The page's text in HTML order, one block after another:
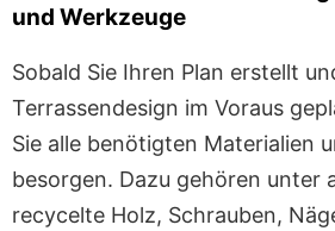
und Werkzeuge
Sobald Sie Ihren Plan erstellt
Terrassendesign im Voraus
Sie alle benötigten Materialien
besorgen. Dazu gehören unter
recycelte Holz, Schrauben,